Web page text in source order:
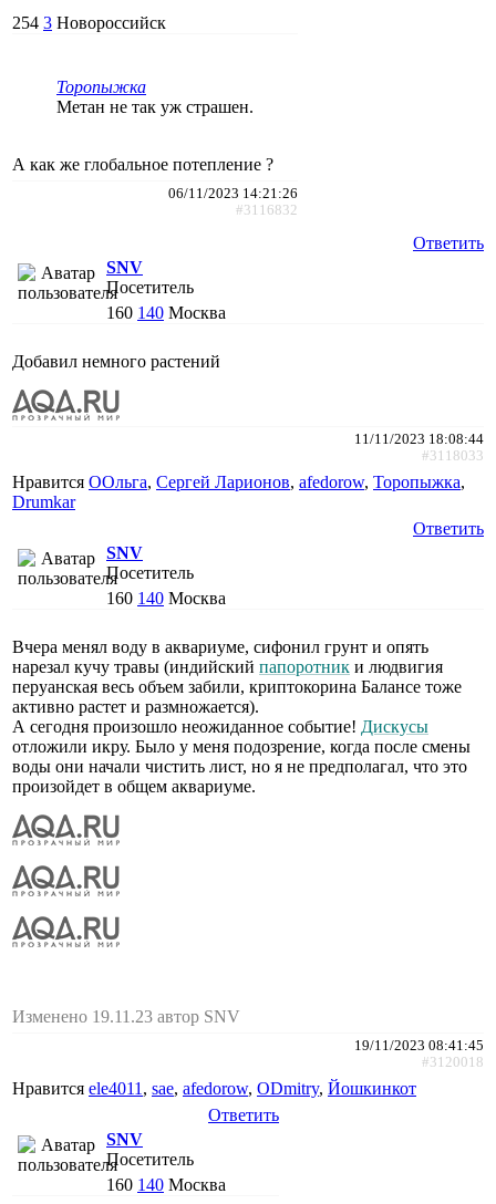
254 3 Новороссийск
Торопыжка
Метан не так уж страшен.
А как же глобальное потепление ?
06/11/2023 14:21:26
#3116832
Ответить
SNV
Посетитель
160 140 Москва
Добавил немного растений
11/11/2023 18:08:44
#3118033
Нравится ООльга, Сергей Ларионов, afedorow, Торопыжка,
Drumkar
Ответить
SNV
Посетитель
160 140 Москва
Вчера менял воду в аквариуме, сифонил грунт и опять
нарезал кучу травы (индийский папоротник и людвигия
перуанская весь объем забили, криптокорина Балансе тоже
активно растет и размножается).
А сегодня произошло неожиданное событие! Дискусы
отложили икру. Было у меня подозрение, когда после смены
воды они начали чистить лист, но я не предполагал, что это
произойдет в общем аквариуме.
Изменено 19.11.23 автор SNV
19/11/2023 08:41:45
#3120018
Нравится ele4011 , sae, afedorow, ODmitry, Йошкинкот
Ответить
SNV
Посетитель
160 140 Москва